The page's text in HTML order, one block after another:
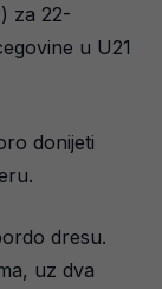
za 22-
u U21
donijeti
dresu.
uz dva